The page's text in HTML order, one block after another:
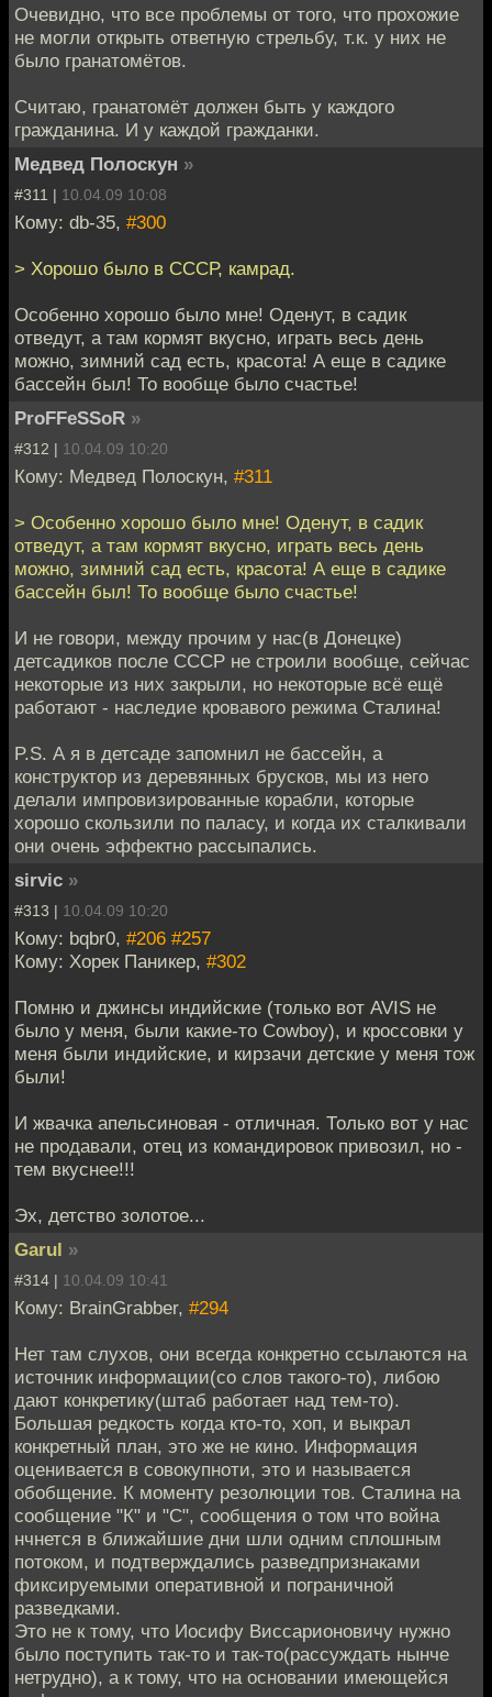
Очевидно, что все проблемы от того, что прохожие
не могли открыть ответную стрельбу, т.к. у них не
было гранатомётов.
Считаю, гранатомёт должен быть у каждого
гражданина. И у каждой гражданки.
Медвед Полоскун »
#311 | 10.04.09 10:08
Кому: db-35, #300
> Хорошо было в СССР, камрад.
Особенно хорошо было мне! Оденут, в садик
отведут, а там кормят вкусно, играть весь день
можно, зимний сад есть, красота! А еще в садике
бассейн был! То вообще было счастье!
ProFFeSSoR »
#312 | 10.04.09 10:20
Кому: Медвед Полоскун, #311
> Особенно хорошо было мне! Оденут, в садик
отведут, а там кормят вкусно, играть весь день
можно, зимний сад есть, красота! А еще в садике
бассейн был! То вообще было счастье!
И не говори, между прочим у нас(в Донецке)
детсадиков после СССР не строили вообще, сейчас
некоторые из них закрыли, но некоторые всё ещё
работают - наследие кровавого режима Сталина!
P.S. А я в детсаде запомнил не бассейн, а
конструктор из деревянных брусков, мы из него
делали импровизированные корабли, которые
хорошо скользили по паласу, и когда их сталкивали
они очень эффектно рассыпались.
sirvic »
#313 | 10.04.09 10:20
Кому: bqbr0, #206 #257
Кому: Хорек Паникер, #302
Помню и джинсы индийские (только вот AVIS не
было у меня, были какие-то Cowboy), и кроссовки у
меня были индийские, и кирзачи детские у меня тож
были!
И жвачка апельсиновая - отличная. Только вот у нас
не продавали, отец из командировок привозил, но -
тем вкуснее!!!
Эх, детство золотое...
Garul »
#314 | 10.04.09 10:41
Кому: BrainGrabber, #294
Нет там слухов, они всегда конкретно ссылаются на
источник информации(со слов такого-то), либою
дают конкретику(штаб работает над тем-то).
Большая редкость когда кто-то, хоп, и выкрал
конкретный план, это же не кино. Информация
оценивается в совокупноти, это и называется
обобщение. К моменту резолюции тов. Сталина на
сообщение "К" и "С", сообщения о том что война
нчнется в ближайшие дни шли одним сплошным
потоком, и подтверждались разведпризнаками
фиксируемыми оперативной и пограничной
разведками.
Это не к тому, что Иосифу Виссарионовичу нужно
было поступить так-то и так-то(рассуждать нынче
нетрудно), а к тому, что на основании имеющейся